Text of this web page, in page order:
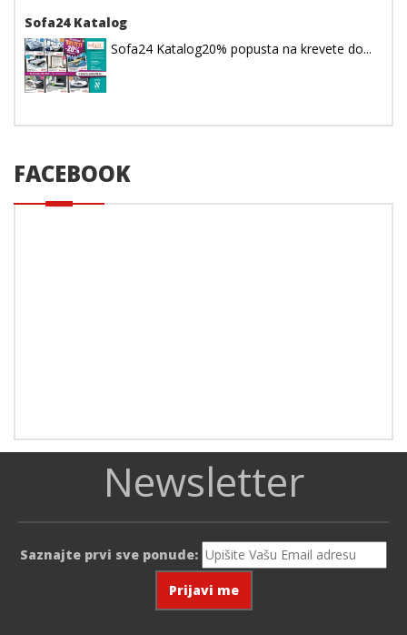
Sofa24 Katalog
Sofa24 Katalog20% popusta na krevete do...
FACEBOOK
Newsletter
Saznajte prvi sve ponude: